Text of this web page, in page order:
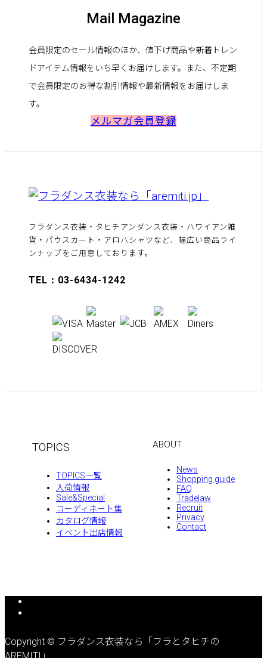
Mail Magazine
会員限定のセール情報のほか、値下げ商品や新着トレン
ドアイテム情報をいち早くお届けします。また、不定期
で会員限定のお得な割引情報や最新情報をお届けしま
す。
メルマガ会員登録
フラダンス衣装・タヒチアンダンス衣装・ハワイアン雑
貨・パウスカート・アロハシャツなど、幅広い商品ライ
ンナップをご用意しております。
TEL：03-6434-1242
TOPICS
TOPICS一覧
入荷情報
Sale&Special
コーディネート集
カタログ情報
イベント出店情報
ABOUT
News
Shopping guide
FAQ
Tradelaw
Recruit
Privacy
Contact
Copyright © フラダンス衣装なら「フラとタヒチの